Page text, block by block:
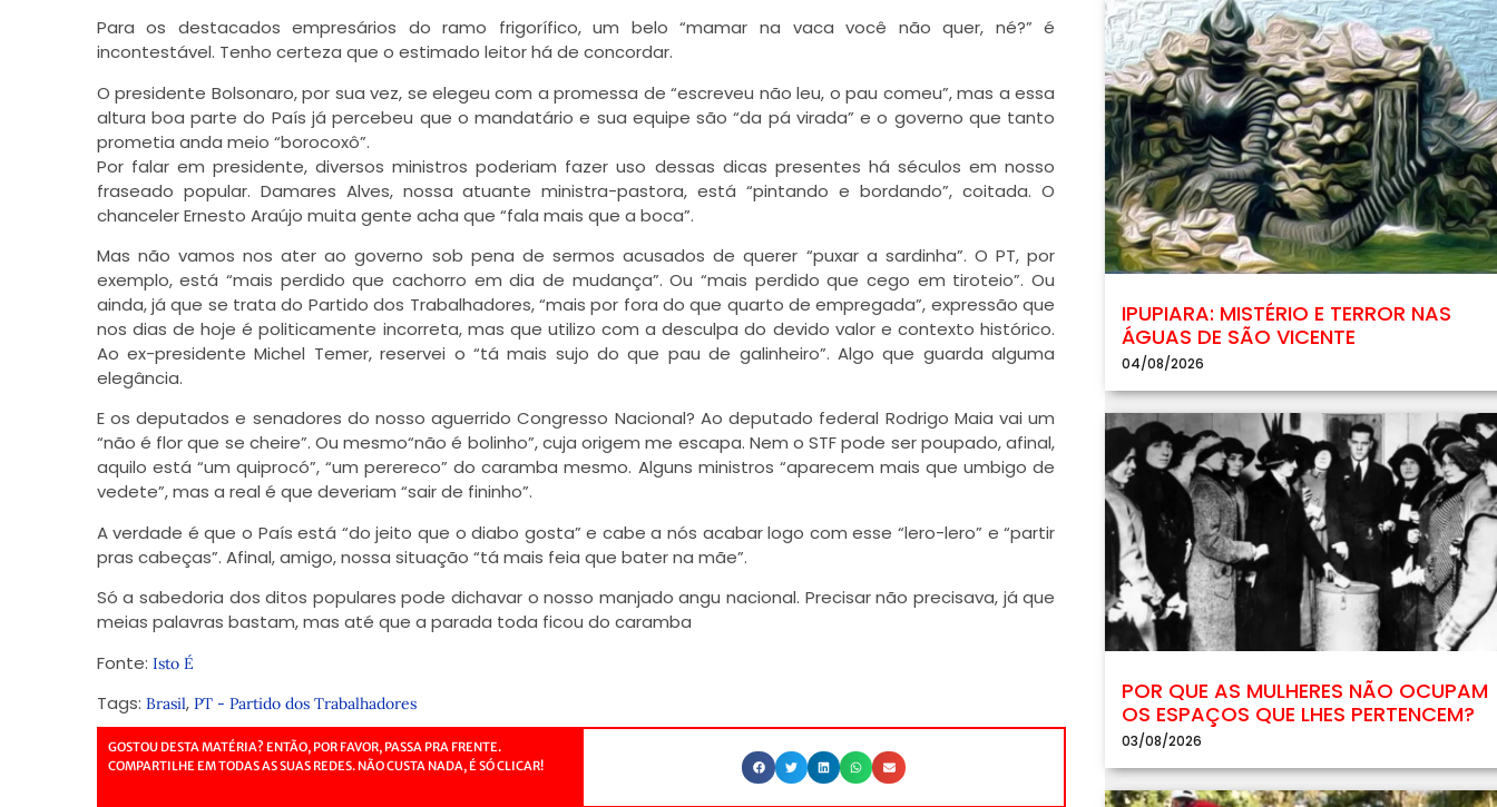
Para os destacados empresários do ramo frigorífico, um belo “mamar na vaca você não quer, né?” é
incontestável. Tenho certeza que o estimado leitor há de concordar.
O presidente Bolsonaro, por sua vez, se elegeu com a promessa de “escreveu não leu, o pau comeu”, mas a essa
altura boa parte do País já percebeu que o mandatário e sua equipe são “da pá virada” e o governo que tanto
prometia anda meio “borocoxô”.
Por falar em presidente, diversos ministros poderiam fazer uso dessas dicas presentes há séculos em nosso
fraseado popular. Damares Alves, nossa atuante ministra-pastora, está “pintando e bordando”, coitada. O
chanceler Ernesto Araújo muita gente acha que “fala mais que a boca”.
Mas não vamos nos ater ao governo sob pena de sermos acusados de querer “puxar a sardinha”. O PT, por
exemplo, está “mais perdido que cachorro em dia de mudança”. Ou “mais perdido que cego em tiroteio”. Ou
ainda, já que se trata do Partido dos Trabalhadores, “mais por fora do que quarto de empregada”, expressão que
nos dias de hoje é politicamente incorreta, mas que utilizo com a desculpa do devido valor e contexto histórico.
Ao ex-presidente Michel Temer, reservei o “tá mais sujo do que pau de galinheiro”. Algo que guarda alguma
elegância.
E os deputados e senadores do nosso aguerrido Congresso Nacional? Ao deputado federal Rodrigo Maia vai um
“não é flor que se cheire”. Ou mesmo“não é bolinho”, cuja origem me escapa. Nem o STF pode ser poupado, afinal,
aquilo está “um quiprocó”, “um perereco” do caramba mesmo. Alguns ministros “aparecem mais que umbigo de
vedete”, mas a real é que deveriam “sair de fininho”.
A verdade é que o País está “do jeito que o diabo gosta” e cabe a nós acabar logo com esse “lero-lero” e “partir
pras cabeças”. Afinal, amigo, nossa situação “tá mais feia que bater na mãe”.
Só a sabedoria dos ditos populares pode dichavar o nosso manjado angu nacional. Precisar não precisava, já que
meias palavras bastam, mas até que a parada toda ficou do caramba
Fonte: Isto É
Tags: Brasil, PT - Partido dos Trabalhadores
GOSTOU DESTA MATÉRIA? ENTÃO, POR FAVOR, PASSA PRA FRENTE.
COMPARTILHE EM TODAS AS SUAS REDES. NÃO CUSTA NADA, É SÓ CLICAR!
IPUPIARA: MISTÉRIO E TERROR NAS
ÁGUAS DE SÃO VICENTE
04/08/2026
POR QUE AS MULHERES NÃO OCUPAM
OS ESPAÇOS QUE LHES PERTENCEM?
03/08/2026